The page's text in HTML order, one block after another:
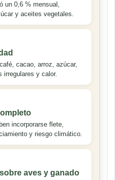
un 0,6 % mensual,
y aceites vegetales.
cacao, arroz, azúcar,
irregulares y calor.
incorporarse flete,
y riesgo climático.
aves y ganado